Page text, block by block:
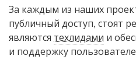
За каждым из наших
публичный доступ, стоят
являются техлидами и
и поддержку